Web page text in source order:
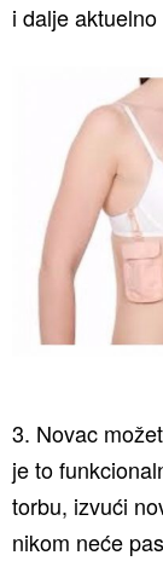
i dalje
3. Novac
je to
torbu, izvući
nikom neće